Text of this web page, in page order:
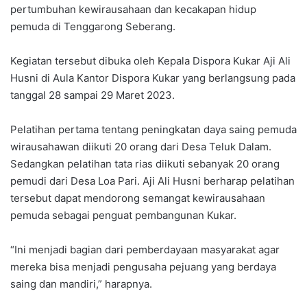
pertumbuhan kewirausahaan dan kecakapan hidup
pemuda di Tenggarong Seberang.
Kegiatan tersebut dibuka oleh Kepala Dispora Kukar Aji Ali
Husni di Aula Kantor Dispora Kukar yang berlangsung pada
tanggal 28 sampai 29 Maret 2023.
Pelatihan pertama tentang peningkatan daya saing pemuda
wirausahawan diikuti 20 orang dari Desa Teluk Dalam.
Sedangkan pelatihan tata rias diikuti sebanyak 20 orang
pemudi dari Desa Loa Pari. Aji Ali Husni berharap pelatihan
tersebut dapat mendorong semangat kewirausahaan
pemuda sebagai penguat pembangunan Kukar.
“Ini menjadi bagian dari pemberdayaan masyarakat agar
mereka bisa menjadi pengusaha pejuang yang berdaya
saing dan mandiri,” harapnya.